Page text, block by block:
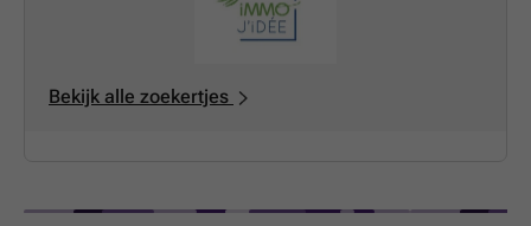
een bedrijf voor €1.250/maand (het contract is ingegaan
in maart 2024 en loopt voor 1 jaar met stilzwijgende
bruto. Bezichtiging onmiddellijk mogelijk op afspraak.
Bekijk alle zoekertjes